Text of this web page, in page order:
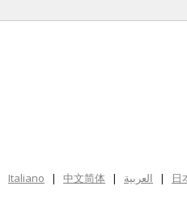
Italiano | 中文简体 | العربية | 日